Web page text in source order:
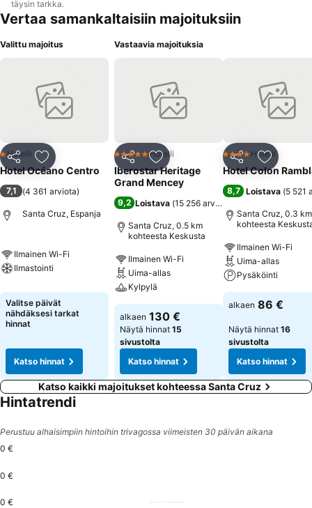
täysin tarkka.
Vertaa samankaltaisiin majoituksiin
Valittu majoitus
Jaa Lisää suosikkeihin
1 Tähtiluokitus
Hotelli
Hotel Océano Centro
7,1 (4 361 arviota)
Santa Cruz, Espanja
Ilmainen Wi-Fi
Ilmastointi
Valitse päivät
nähdäksesi tarkat
hinnat
Katso hinnat
Vastaavia majoituksia
Jaa Lisää suosikkeihin
5 Tähtiluokitus
Hotelli
Iberostar Heritage
Grand Mencey
9,2 Loistava (15 256 arviota
Santa Cruz, 0.5 km
kohteesta Keskusta
Ilmainen Wi-Fi
Uima-allas
Kylpylä
alkaen 130 €
Näytä hinnat 15
sivustolta
Katso hinnat
Jaa Lisää
4 Tähtiluokitus
Hotelli
Hotel Colon
8,7 Loistava (5 521
Santa Cruz, 0.3 km
kohteesta
Ilmainen Wi-Fi
Uima-allas
Pysäköinti
alkaen 86 €
Näytä hinnat 16
sivustolta
Katso hinnat
Katso kaikki majoitukset kohteessa Santa Cruz
Hintatrendi
Perustuu alhaisimpiin hintoihin trivagossa viimeisten 30 päivän aikana
0 €
0 €
0 €